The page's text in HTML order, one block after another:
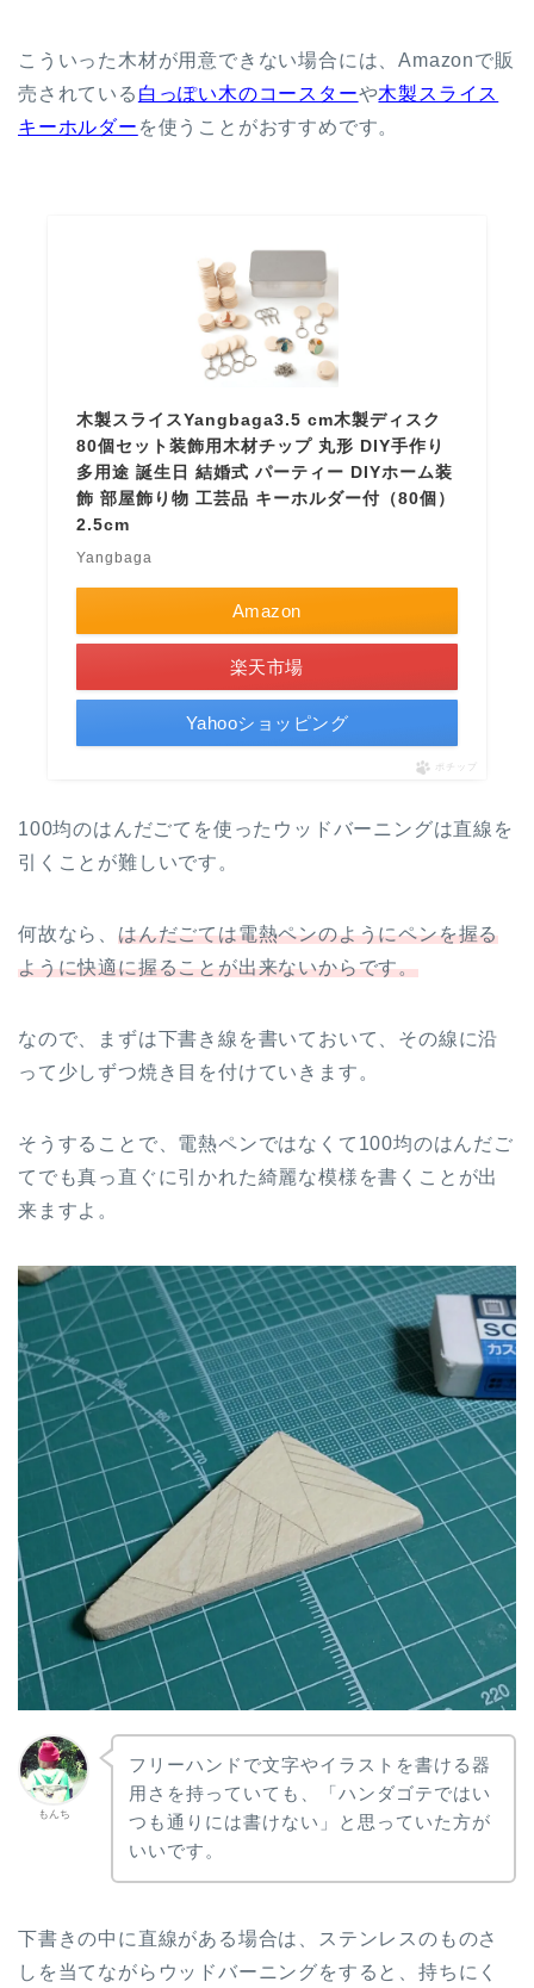
こういった木材が用意できない場合には、Amazonで販
売されている 白っぽい木のコースターや木製スライス
キーホルダー を使うことがおすすめです。
木製スライスYangbaga3.5 cm木製ディスク
80個セット装飾用木材チップ 丸形 DIY手作り
多用途 誕生日 結婚式 パーティー DIYホーム装
飾 部屋飾り物 工芸品 キーホルダー付（80個）
2.5cm
Yangbaga
Amazon
楽天市場
Yahooショッピング
ポチップ
100均のはんだごてを使ったウッドバーニングは直線を
引くことが難しいです。
何故なら、 はんだごては電熱ペンのようにペンを握る
ように快適に握ることが出来ないからです。
なので、まずは下書き線を書いておいて、その線に沿
って少しずつ焼き目を付けていきます。
そうすることで、電熱ペンではなくて100均のはんだご
てでも真っ直ぐに引かれた綺麗な模様を書くことが出
来ますよ。
もんち
フリーハンドで文字やイラストを書ける器
用さを持っていても、「ハンダゴテではい
つも通りには書けない」と思っていた方が
いいです。
下書きの中に直線がある場合は、ステンレスのものさ
しを当てながらウッドバーニングをすると、持ちにく